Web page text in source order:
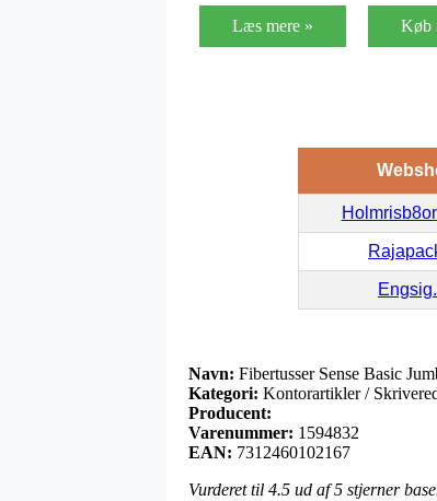
Læs mere » Køb
Navn: Fibertusser Sense Basic
Kategori: Kontorartikler /
Producent:
Varenummer: 1594832
EAN: 7312460102167
Vurderet til 4.5 ud af 5 stjerner